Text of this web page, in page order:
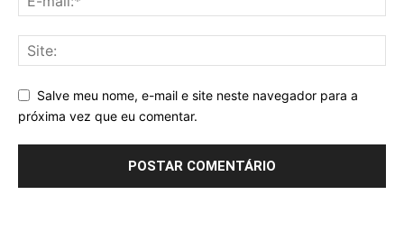
Salve meu nome, e-mail e site neste navegador para a
próxima vez que eu comentar.